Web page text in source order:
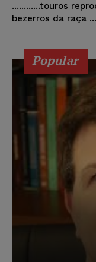
............touros
bezerros da raça
Popular